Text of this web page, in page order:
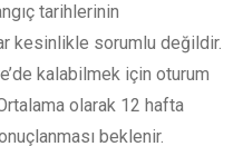
tarihlerinin
kesinlikle sorumlu değildir.
kalabilmek için oturum
olarak 12 hafta
beklenir.